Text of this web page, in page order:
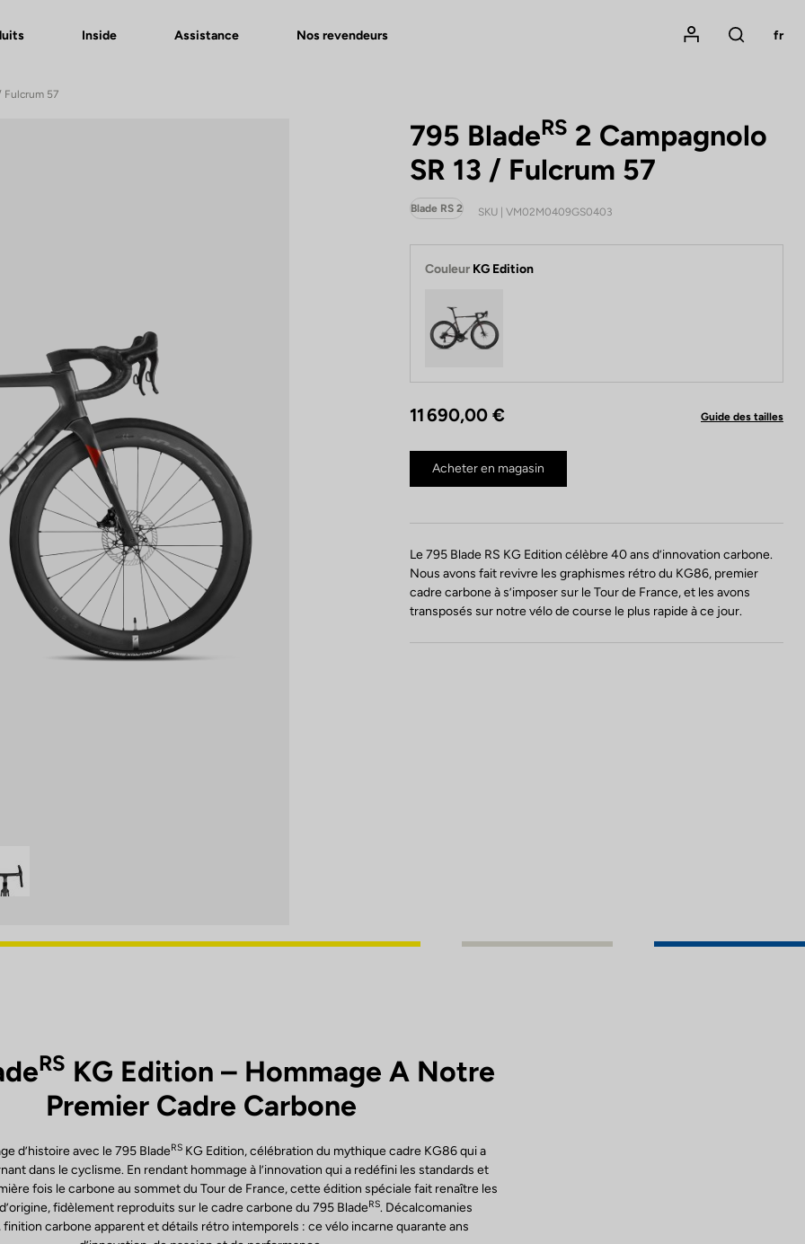
Inside Assistance Nos revendeurs
Mon compte
Rechercher
fr
Fulcrum 57
795 BladeRS 2 Campagnolo
SR 13 / Fulcrum 57
Blade RS 2 SKU | VM02M0409GS0403
Couleur KG Edition
11 690,00 € Guide des tailles
Acheter en magasin
Le 795 Blade RS KG Edition célèbre 40 ans d’innovation carbone.
Nous avons fait revivre les graphismes rétro du KG86, premier
cadre carbone à s’imposer sur le Tour de France, et les avons
transposés sur notre vélo de course le plus rapide à ce jour.
RS KG Edition – Hommage A Notre
Premier Cadre Carbone
d’histoire avec le 795 BladeRS KG Edition, célébration du mythique cadre KG86 qui a
dans le cyclisme. En rendant hommage à l’innovation qui a redéfini les standards et
fois le carbone au sommet du Tour de France, cette édition spéciale fait renaître les
fidèlement reproduits sur le cadre carbone du 795 BladeRS. Décalcomanies
finition carbone apparent et détails rétro intemporels : ce vélo incarne quarante ans